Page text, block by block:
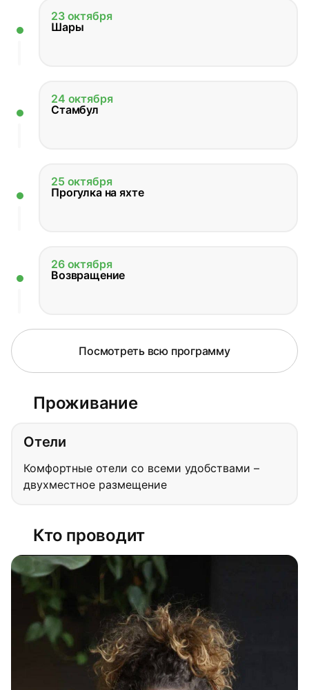
23 октября
Шары
24 октября
Стамбул
25 октября
Прогулка на яхте
26 октября
Возвращение
Посмотреть всю программу
Проживание
Отели
Комфортные отели со всеми удобствами –
двухместное размещение
Кто проводит